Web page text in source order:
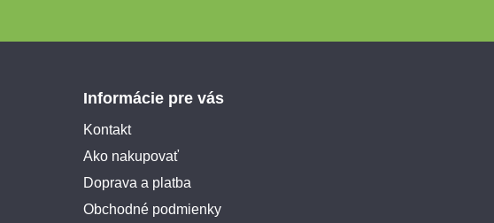
Informácie pre vás
Kontakt
Ako nakupovať
Doprava a platba
Obchodné podmienky